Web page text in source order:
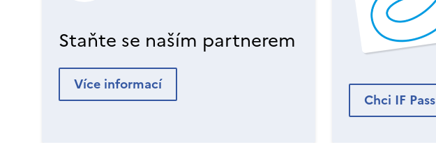
Staňte se naším partnerem
Více informací
Chci IF Pass